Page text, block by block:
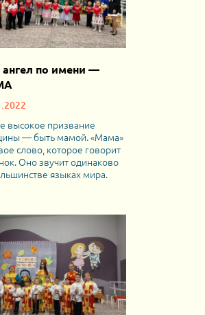
по имени —
высокое призвание
— быть мамой. «Мама»
слово, которое говорит
Оно звучит одинаково
языках мира.